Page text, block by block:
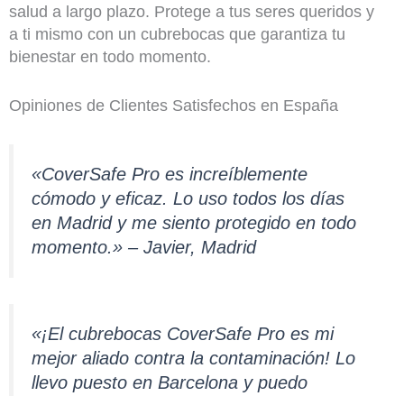
salud a largo plazo. Protege a tus seres queridos y
a ti mismo con un cubrebocas que garantiza tu
bienestar en todo momento.
Opiniones de Clientes Satisfechos en España
«CoverSafe Pro es increíblemente
cómodo y eficaz. Lo uso todos los días
en Madrid y me siento protegido en todo
momento.» – Javier, Madrid
«¡El cubrebocas CoverSafe Pro es mi
mejor aliado contra la contaminación! Lo
llevo puesto en Barcelona y puedo